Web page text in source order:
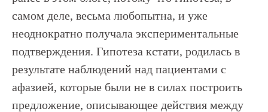
самом деле, весьма любопытна, и уже
неоднократно получала экспериментальные
подтверждения. Гипотеза кстати, родилась в
результате наблюдений над пациентами с
афазией, которые были не в силах построить
предложение, описывающее действия между